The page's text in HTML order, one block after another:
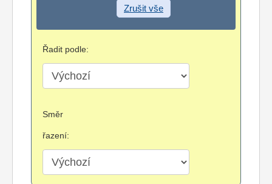
Zrušit vše
Řadit podle:
Směr
řazení: